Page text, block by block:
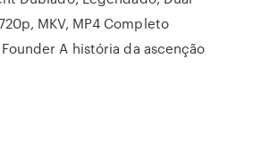
MKV, MP4 Completo
A história da ascenção